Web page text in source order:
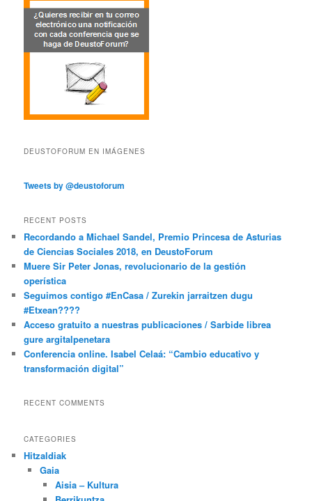
DEUSTOFORUM EN IMÁGENES
Tweets by @deustoforum
RECENT POSTS
Recordando a Michael Sandel, Premio Princesa de Asturias
de Ciencias Sociales 2018, en DeustoForum
Muere Sir Peter Jonas, revolucionario de la gestión
operística
Seguimos contigo #EnCasa / Zurekin jarraitzen dugu
#Etxean????
Acceso gratuito a nuestras publicaciones / Sarbide librea
gure argitalpenetara
Conferencia online. Isabel Celaá: “Cambio educativo y
transformación digital”
RECENT COMMENTS
CATEGORIES
Hitzaldiak
Gaia
Aisia – Kultura